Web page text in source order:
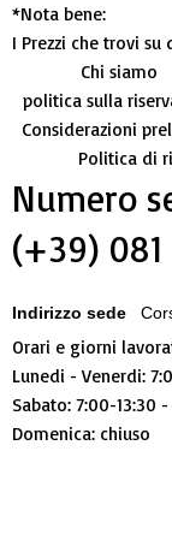
*Nota bene:
I Prezzi che trovi
Chi siamo
politica sulla
Considerazioni
Politica di
Numero
(+39)
Indirizzo sede
Orari e giorni
Lunedi - Venerdi:
Sabato: 7:00-13:30
Domenica: chiuso